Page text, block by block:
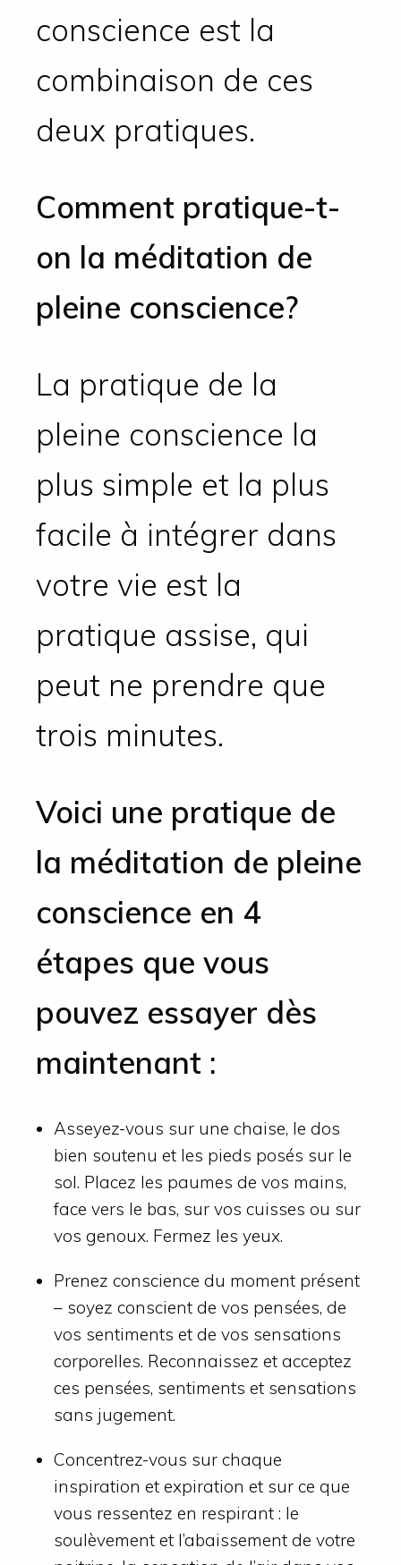
conscience est la
combinaison de ces
deux pratiques.
Comment pratique-t-
on la méditation de
pleine conscience?
La pratique de la
pleine conscience la
plus simple et la plus
facile à intégrer dans
votre vie est la
pratique assise, qui
peut ne prendre que
trois minutes.
Voici une pratique de
la méditation de pleine
conscience en 4
étapes que vous
pouvez essayer dès
maintenant :
Asseyez-vous sur une chaise, le dos
bien soutenu et les pieds posés sur le
sol. Placez les paumes de vos mains,
face vers le bas, sur vos cuisses ou sur
vos genoux. Fermez les yeux.
Prenez conscience du moment présent
– soyez conscient de vos pensées, de
vos sentiments et de vos sensations
corporelles. Reconnaissez et acceptez
ces pensées, sentiments et sensations
sans jugement.
Concentrez-vous sur chaque
inspiration et expiration et sur ce que
vous ressentez en respirant : le
soulèvement et l’abaissement de votre